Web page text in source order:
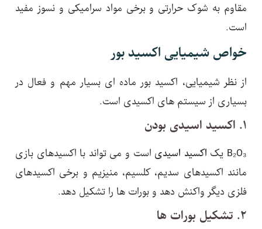
مقاوم به شوک حرارتی و برخی مواد سرامیکی و نسوز مفید
است.
خواص شیمیایی اکسید بور
از نظر شیمیایی، اکسید بور ماده ای بسیار مهم و فعال در
بسیاری از سیستم های اکسیدی است.
B₂O₃ یک اکسید اسیدیاست و می تواند با اکسیدهای بازی
مانند اکسیدهای سدیم، کلسیم، منیزیم و برخی اکسیدهای
فلزی دیگر واکنش دهد و بورات ها را تشکیل دهد.